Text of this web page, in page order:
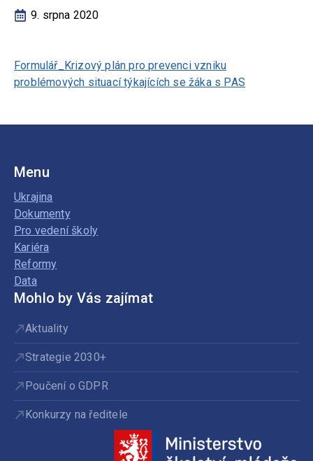
9. srpna 2020
Formulář_Krizový plán pro prevenci vzniku
problémových situací týkajících se žáka s PAS
Menu
Ukrajina
Dokumenty
Pro vedení školy
Kariéra
Reformy
Data
Mohlo by Vás zajímat
Aktuality
Strategie 2030+
Poučení o GDPR
Konkurzy na ředitele